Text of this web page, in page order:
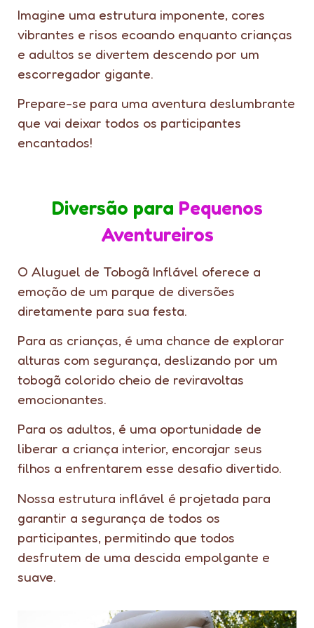
Imagine uma estrutura imponente, cores
vibrantes e risos ecoando enquanto crianças
e adultos se divertem descendo por um
escorregador gigante.
Prepare-se para uma aventura deslumbrante
que vai deixar todos os participantes
encantados!
Diversão para Pequenos
Aventureiros
O Aluguel de Tobogã Inflável oferece a
emoção de um parque de diversões
diretamente para sua festa.
Para as crianças, é uma chance de explorar
alturas com segurança, deslizando por um
tobogã colorido cheio de reviravoltas
emocionantes.
Para os adultos, é uma oportunidade de
liberar a criança interior, encorajar seus
filhos a enfrentarem esse desafio divertido.
Nossa estrutura inflável é projetada para
garantir a segurança de todos os
participantes, permitindo que todos
desfrutem de uma descida empolgante e
suave.